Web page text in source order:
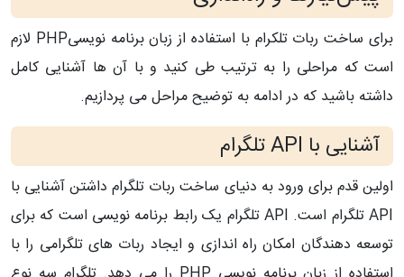
برای ساخت ربات تلکرام با استفاده از زبان برنامه نویسیPHP لازم
است که مراحلی را به ترتیب طی کنید و با آن ها آشنایی کامل
داشته باشید که در ادامه به توضیح مراحل می پردازیم.
آشنایی با API تلگرام
اولین قدم برای ورود به دنیای ساخت ربات تلگرام داشتن آشنایی با
API
تلگرام است. API تلگرام یک رابط برنامه نویسی است که برای
توسعه دهندگان امکان راه اندازی و ایجاد ربات های تلگرامی را با